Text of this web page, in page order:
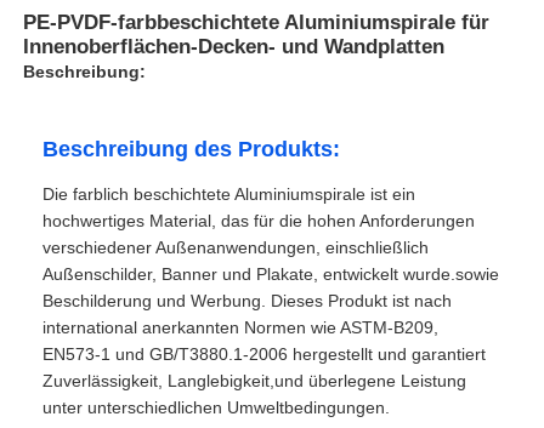
PE-PVDF-farbbeschichtete Aluminiumspirale für
Innenoberflächen-Decken- und Wandplatten
Beschreibung:
Beschreibung des Produkts:
Die farblich beschichtete Aluminiumspirale ist ein
hochwertiges Material, das für die hohen Anforderungen
verschiedener Außenanwendungen, einschließlich
Außenschilder, Banner und Plakate, entwickelt wurde.sowie
Beschilderung und Werbung. Dieses Produkt ist nach
international anerkannten Normen wie ASTM-B209,
EN573-1 und GB/T3880.1-2006 hergestellt und garantiert
Zuverlässigkeit, Langlebigkeit,und überlegene Leistung
unter unterschiedlichen Umweltbedingungen.